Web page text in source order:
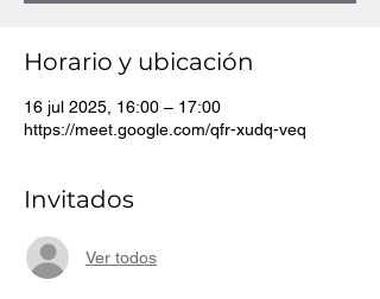
Horario y ubicación
16 jul 2025, 16:00 – 17:00
https://meet.google.com/qfr-xudq-veq
Invitados
Ver todos